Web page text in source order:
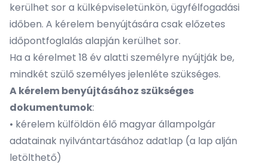
kerülhet sor a külképviseletünkön, ügyfélfogadási
időben. A kérelem benyújtására csak előzetes
időpontfoglalás alapján kerülhet sor.
Ha a kérelmet 18 év alatti személyre nyújtják be,
mindkét szülő személyes jelenléte szükséges.
A kérelem benyújtásához szükséges
dokumentumok:
• kérelem külföldön élő magyar állampolgár
adatainak nyilvántartásához adatlap (a lap alján
letölthető)